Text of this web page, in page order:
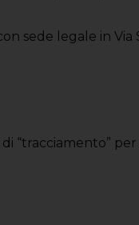
legale in Via
“tracciamento”